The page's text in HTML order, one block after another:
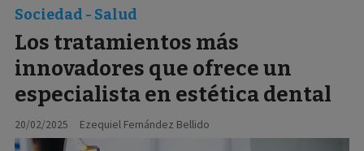
Los tratamientos más
innovadores que ofrece un
especialista en estética dental
Ezequiel Fernández Bellido
Sociedad - Salud
20/02/2025